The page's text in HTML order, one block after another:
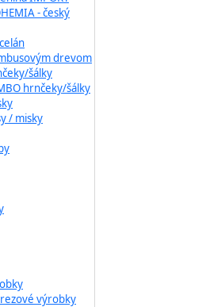
- český
drevom
šálky
hrnčeky/šálky
/ misky
výrobky